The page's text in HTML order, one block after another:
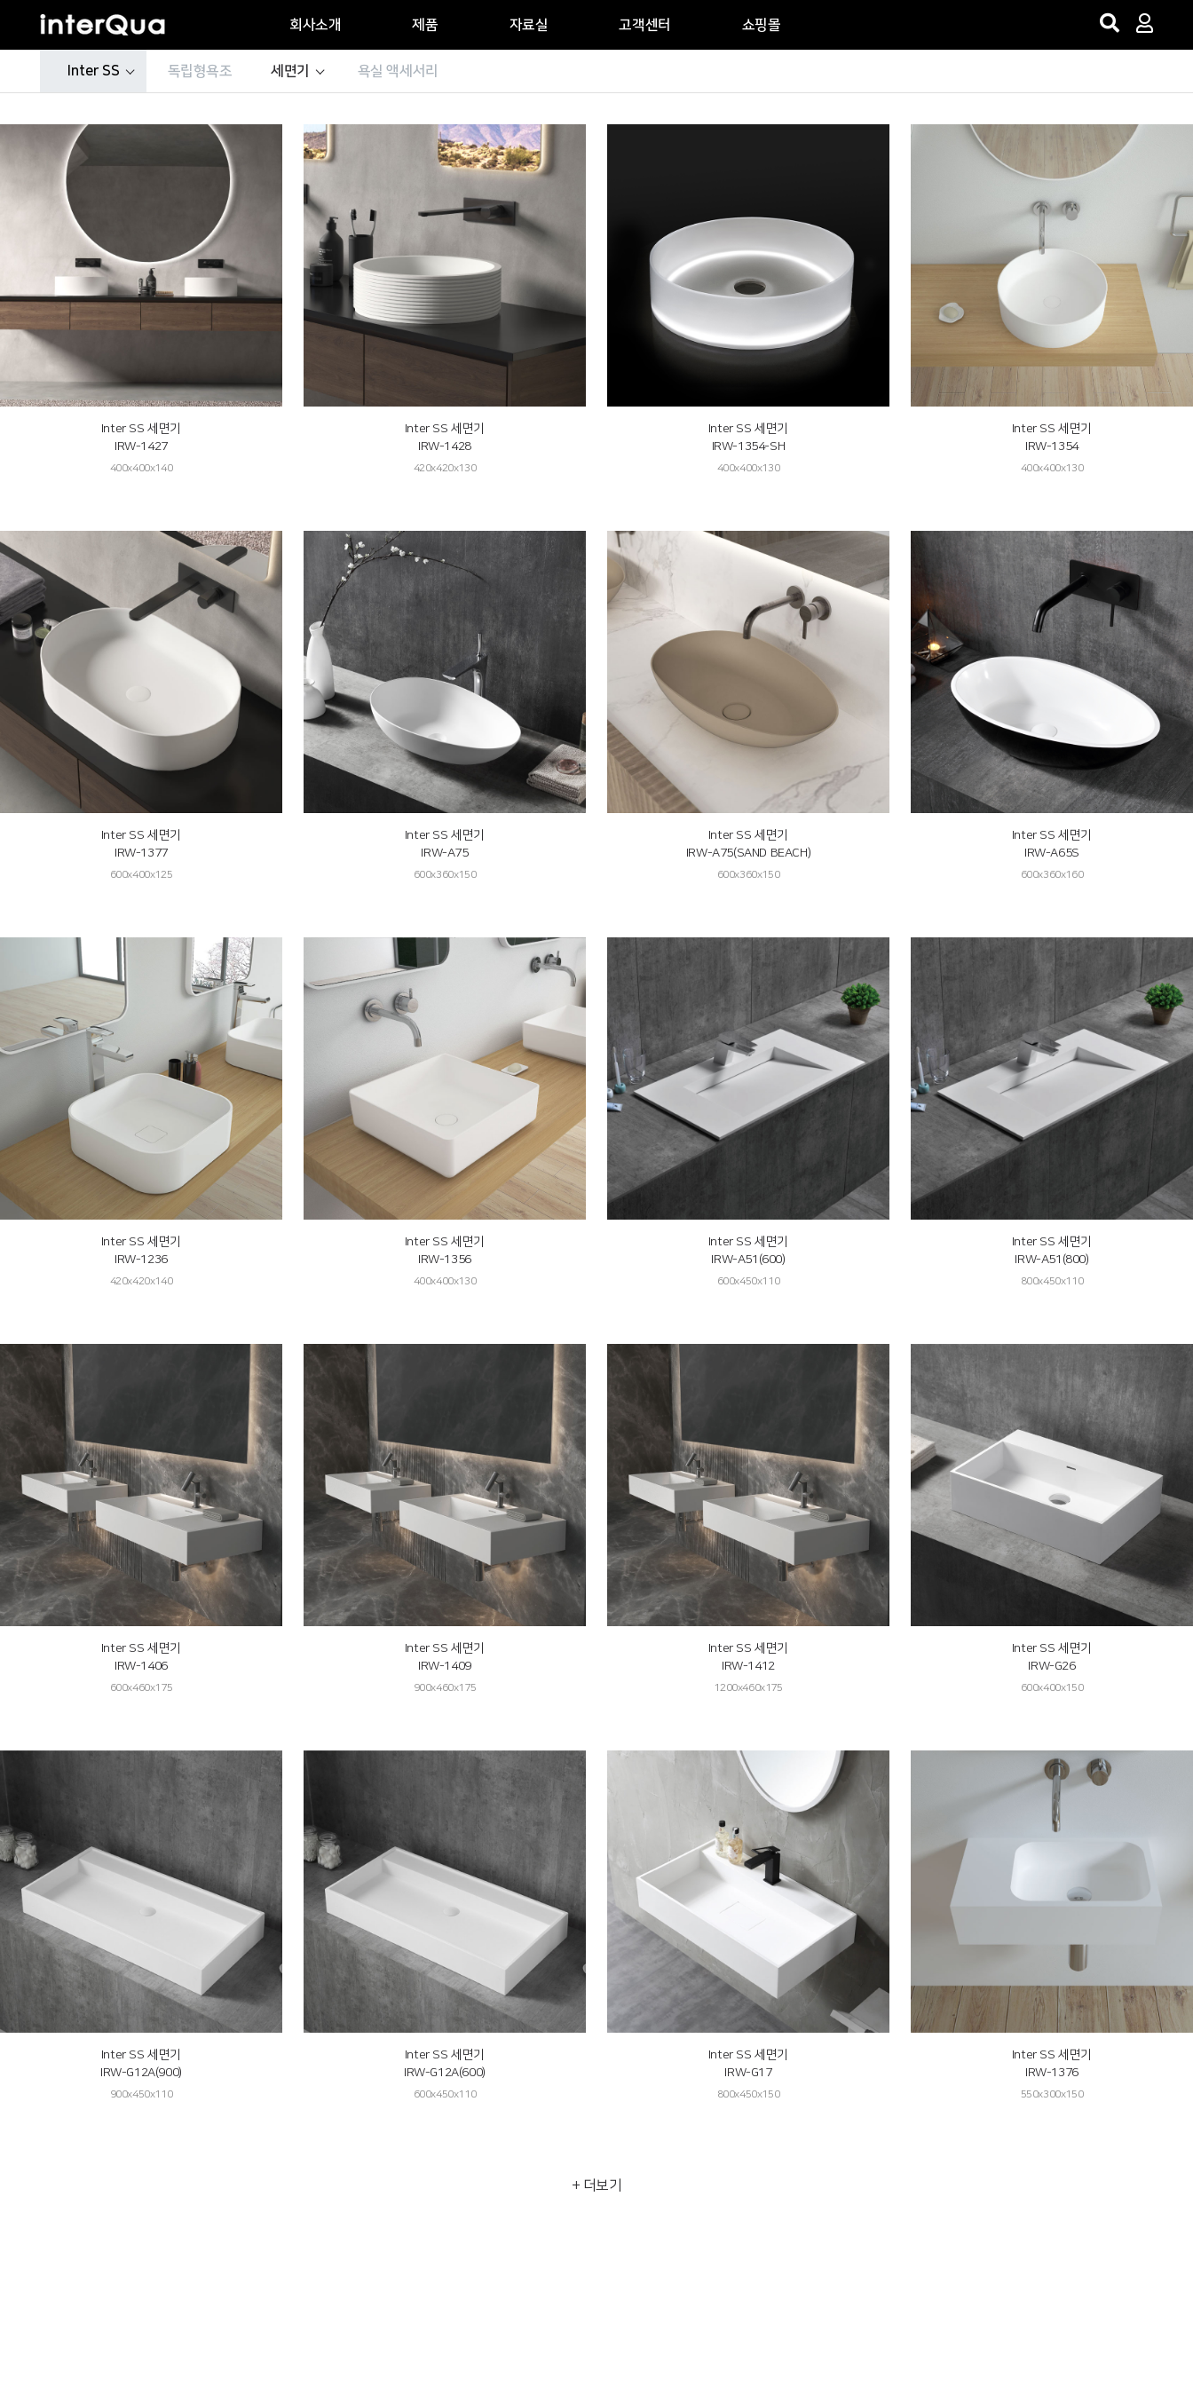
회사소개 제품 자료실 고객센터 쇼핑몰
Inter SS 독립형욕조 세면기 욕실 액세서리
Inter SS 세면기
IRW-1427
400x400x140
Inter SS 세면기
IRW-1428
420x420x130
Inter SS 세면기
IRW-1354-SH
400x400x130
Inter SS 세면기
IRW-1354
400x400x130
Inter SS 세면기
IRW-1377
600x400x125
Inter SS 세면기
IRW-A75
600x360x150
Inter SS 세면기
IRW-A75(SAND BEACH)
600x360x150
Inter SS 세면기
IRW-A65S
600x360x160
Inter SS 세면기
IRW-1236
420x420x140
Inter SS 세면기
IRW-1356
400x400x130
Inter SS 세면기
IRW-A51(600)
600x450x110
Inter SS 세면기
IRW-A51(800)
800x450x110
Inter SS 세면기
IRW-1406
600x460x175
Inter SS 세면기
IRW-1409
900x460x175
Inter SS 세면기
IRW-1412
1200x460x175
Inter SS 세면기
IRW-G26
600x400x150
Inter SS 세면기
IRW-G12A(900)
900x450x110
Inter SS 세면기
IRW-G12A(600)
600x450x110
Inter SS 세면기
IRW-G17
800x450x150
Inter SS 세면기
IRW-1376
550x300x150
+ 더보기